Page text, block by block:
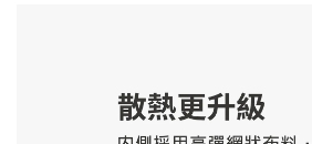
環保杯袋加價購